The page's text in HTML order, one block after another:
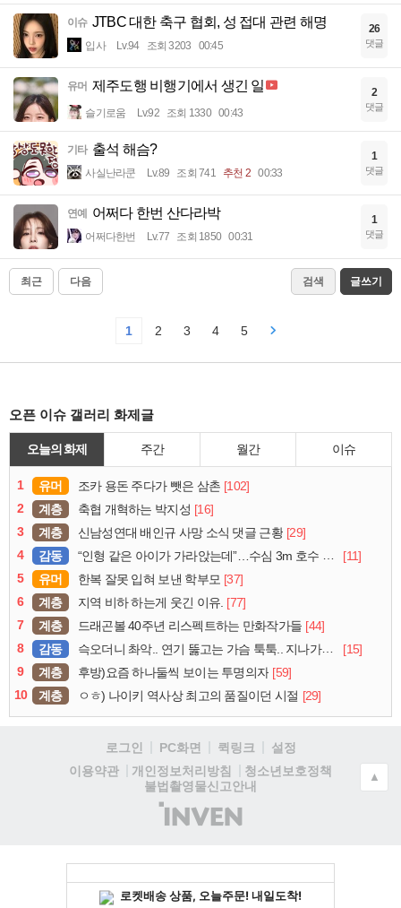
이슈 JTBC 대한 축구 협회, 성 접대 관련 해명
입사 Lv.94 조회 3203 00:45
26
댓글
유머 제주도행 비행기에서 생긴 일
슬기로움 Lv.92 조회 1330 00:43
2
댓글
기타 출석 해슴?
사실난라쿤 Lv.89 조회 741 추천 2 00:33
1
댓글
연예 어쩌다 한번 산다라박
어쩌다한번 Lv.77 조회 1850 00:31
1
댓글
최근 다음 검색 글쓰기
1 2 3 4 5
오픈 이슈 갤러리 화제글
오늘의 화제 주간 월간 이슈
1 유머 조카 용돈 주다가 뺏은 삼촌 [102]
2
계층 축협 개혁하는 박지성 [16]
3
계층 신남성연대 배인규 사망 소식 댓글 근황 [29]
4
감동 “인형 같은 아이가 가라앉는데”…수심 3m 호수 뛰어든 60대 의인
[11]
5
유머 한복 잘못 입혀 보낸 학부모 [37]
6
계층 지역 비하 하는게 웃긴 이유. [77]
7
계층 드래곤볼 40주년 리스펙트하는 만화작가들 [44]
8
감동 슥오더니 촤악.. 연기 뚫고는 가슴 툭툭.. 지나가던 아재의 정체
[15]
9
계층 후방)요즘 하나둘씩 보이는 투명의자 [59]
10
계층 ㅇㅎ) 나이키 역사상 최고의 품질이던 시절 [29]
로그인 PC화면 퀵링크
설정
이용약관
개인정보처리방침
청소년보호정책
불법촬영물신고안내
(주)
인
▲